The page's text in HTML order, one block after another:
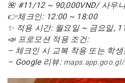
🌺 #11/12 ~ 90,000VND/ 사우
👉체크인: 12:00 ~ 18:00
✨ 적용 시간: 월요일 ~ 금요
📣 프로모션 적용 조건:
– 체크인 시 교복 착용 또는 학
– Google 리뷰: